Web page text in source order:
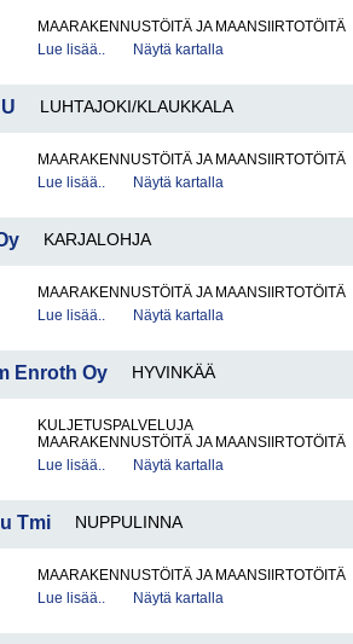
MAARAKENNUSTÖITÄ JA MAANSIIRTOTÖITÄ
Lue lisää..
Näytä kartalla
LUHTAJOKI/KLAUKKALA
MAARAKENNUSTÖITÄ JA MAANSIIRTOTÖITÄ
Lue lisää..
Näytä kartalla
KARJALOHJA
MAARAKENNUSTÖITÄ JA MAANSIIRTOTÖITÄ
Lue lisää..
Näytä kartalla
Enroth Oy HYVINKÄÄ
KULJETUSPALVELUJA
MAARAKENNUSTÖITÄ JA MAANSIIRTOTÖITÄ
Lue lisää..
Näytä kartalla
Tmi NUPPULINNA
MAARAKENNUSTÖITÄ JA MAANSIIRTOTÖITÄ
Lue lisää..
Näytä kartalla